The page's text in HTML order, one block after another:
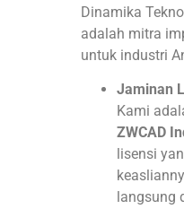
Dinamika
adalah mitra
untuk industri
Jaminan
Kami
ZWCAD
lisensi
langsung